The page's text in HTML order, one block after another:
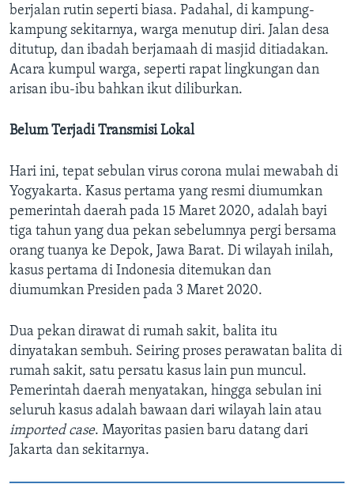
berjalan rutin seperti biasa. Padahal, di kampung-
kampung sekitarnya, warga menutup diri. Jalan desa
ditutup, dan ibadah berjamaah di masjid ditiadakan.
Acara kumpul warga, seperti rapat lingkungan dan
arisan ibu-ibu bahkan ikut diliburkan.
Belum Terjadi Transmisi Lokal
Hari ini, tepat sebulan virus corona mulai mewabah di
Yogyakarta. Kasus pertama yang resmi diumumkan
pemerintah daerah pada 15 Maret 2020, adalah bayi
tiga tahun yang dua pekan sebelumnya pergi bersama
orang tuanya ke Depok, Jawa Barat. Di wilayah inilah,
kasus pertama di Indonesia ditemukan dan
diumumkan Presiden pada 3 Maret 2020.
Dua pekan dirawat di rumah sakit, balita itu
dinyatakan sembuh. Seiring proses perawatan balita di
rumah sakit, satu persatu kasus lain pun muncul.
Pemerintah daerah menyatakan, hingga sebulan ini
seluruh kasus adalah bawaan dari wilayah lain atau
imported case. Mayoritas pasien baru datang dari
Jakarta dan sekitarnya.